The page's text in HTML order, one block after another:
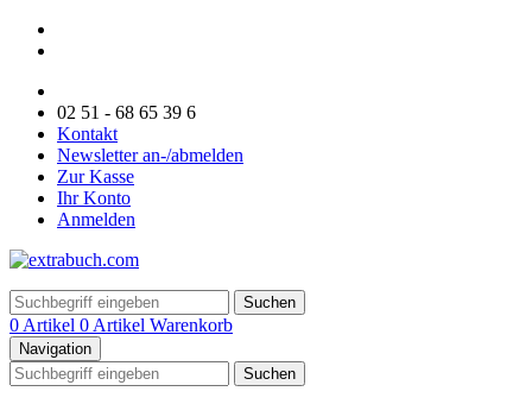
02 51 - 68 65 39 6
Kontakt
Newsletter an-/abmelden
Zur Kasse
Ihr Konto
Anmelden
Suchen
0 Artikel 0 Artikel Warenkorb
Navigation
Suchen